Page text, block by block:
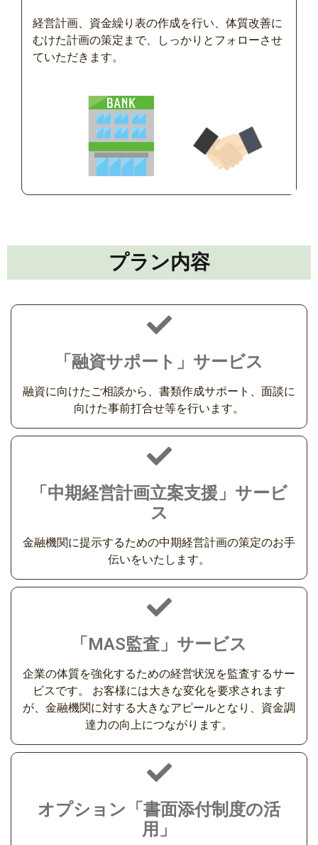
経営計画、資金繰り表の作成を行い、体質改善に
むけた計画の策定まで、しっかりとフォローさせ
ていただきます。
プラン内容
「融資サポート」サービス
融資に向けたご相談から、書類作成サポート、面談に
向けた事前打合せ等を行います。
「中期経営計画立案支援」サービ
ス
金融機関に提示するための中期経営計画の策定のお手
伝いをいたします。
「MAS監査」サービス
企業の体質を強化するための経営状況を監査するサー
ビスです。 お客様には大きな変化を要求されます
が、金融機関に対する大きなアピールとなり、資金調
達力の向上につながります。
オプション「書面添付制度の活
用」